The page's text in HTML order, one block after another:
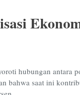
hubungan antara
bahwa saat ini